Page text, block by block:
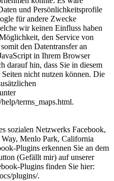
und Persönlichkeitsprofile
für andere Zwecke
wir keinen Einfluss haben
den Service von
den Datentransfer an
in Ihrem Browser
darauf hin, dass Sie in diesem
nicht nutzen können. Die
terms_maps.html.
sozialen Netzwerks Facebook,
Menlo Park, California
Plugins erkennen Sie an dem
(Gefällt mir) auf unserer
Plugins finden Sie hier:
plugins/.